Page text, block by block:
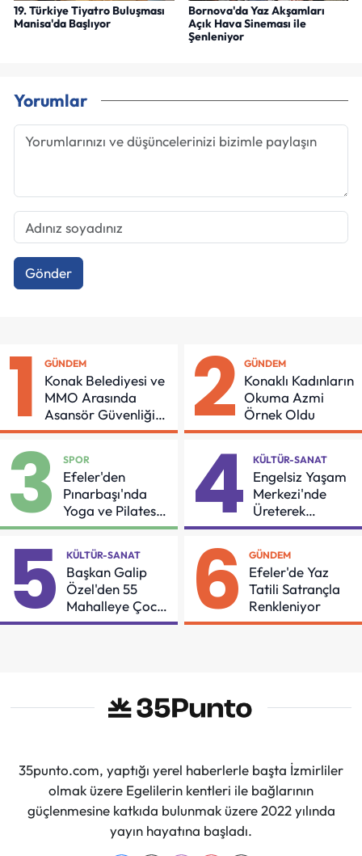
19. Türkiye Tiyatro Buluşması
Manisa'da Başlıyor
Bornova'da Yaz Akşamları
Açık Hava Sineması ile
Şenleniyor
Yorumlar
Gönder
1 GÜNDEM
Konak Belediyesi ve
MMO Arasında
Asansör Güvenliği
İçin Önemli Protokol
2 GÜNDEM
Konaklı Kadınların
Okuma Azmi
Örnek Oldu
3 SPOR
Efeler'den
Pınarbaşı'nda
Yoga ve Pilates
Buluşması
4 KÜLTÜR-SANAT
Engelsiz Yaşam
Merkezi'nde
Üreterek
Güçleniyorlar
5 KÜLTÜR-SANAT
Başkan Galip
Özel'den 55
Mahalleye Çocuk
Şenliği
6 GÜNDEM
Efeler'de Yaz
Tatili Satrançla
Renkleniyor
35punto.com, yaptığı yerel haberlerle başta İzmirliler
olmak üzere Egelilerin kentleri ile bağlarının
güçlenmesine katkıda bulunmak üzere 2022 yılında
yayın hayatına başladı.